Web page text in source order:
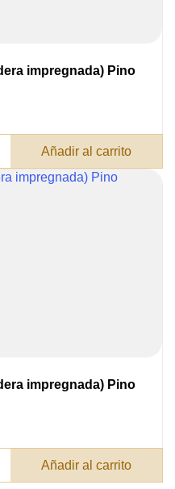
impregnada) Pino
Añadir al carrito
impregnada) Pino
Añadir al carrito
A PEDIDO